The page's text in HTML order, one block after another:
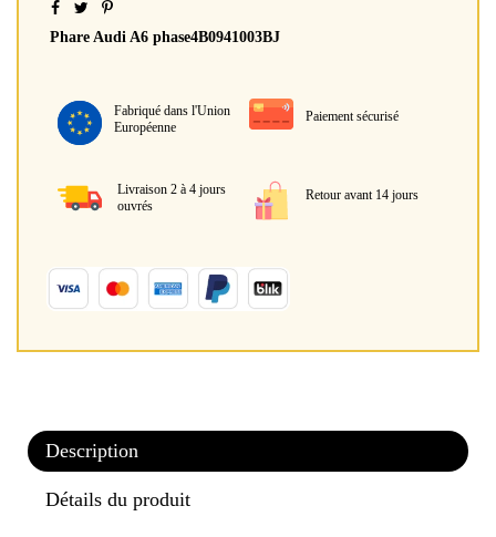
Phare Audi A6 phase4B0941003BJ
Fabriqué dans l'Union
Européenne
Paiement sécurisé
Livraison 2 à 4 jours
ouvrés
Retour avant 14 jours
Description
Détails du produit